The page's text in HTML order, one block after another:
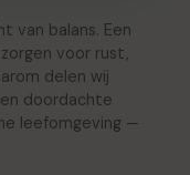
van balans. Een
voor rust,
delen wij
doordachte
leefomgeving —